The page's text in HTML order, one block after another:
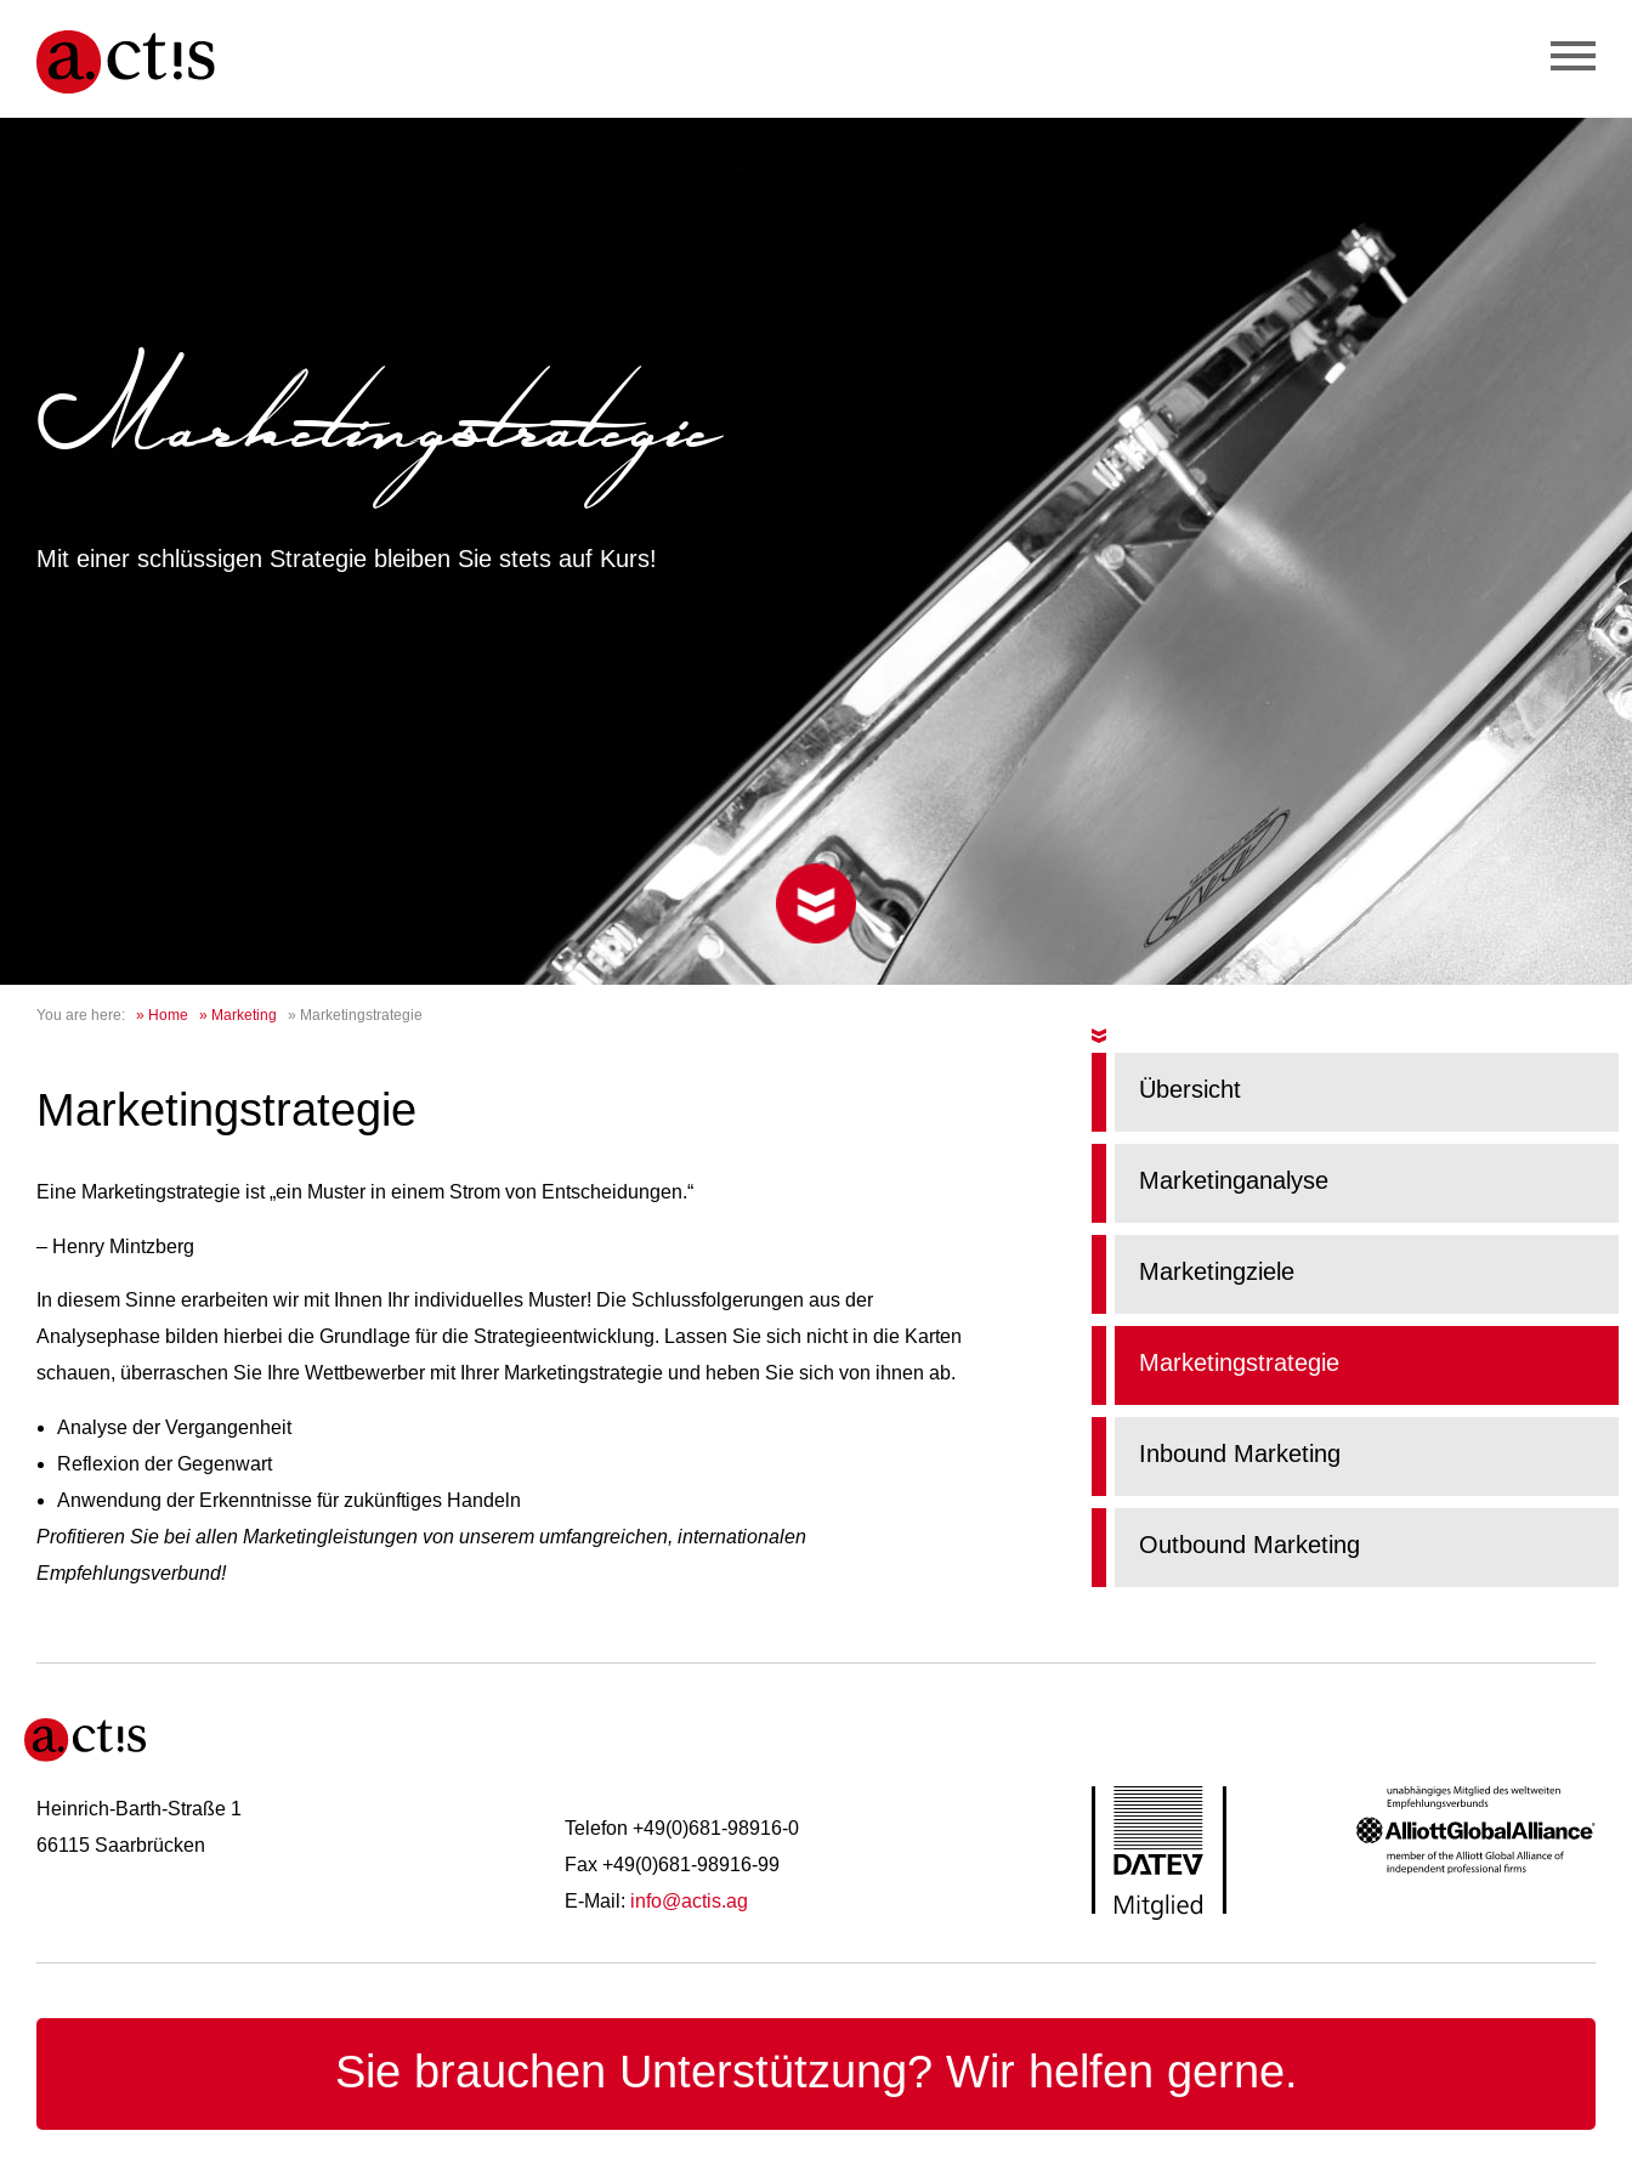
Marketingstrategie
Mit einer schlüssigen Strategie bleiben Sie stets auf Kurs!
You are here: » Home » Marketing » Marketingstrategie
Marketingstrategie
Eine Marketingstrategie ist „ein Muster in einem Strom von Entscheidungen.“
– Henry Mintzberg
In diesem Sinne erarbeiten wir mit Ihnen Ihr individuelles Muster! Die Schlussfolgerungen aus der
Analysephase bilden hierbei die Grundlage für die Strategieentwicklung. Lassen Sie sich nicht in die Karten
schauen, überraschen Sie Ihre Wettbewerber mit Ihrer Marketingstrategie und heben Sie sich von ihnen ab.
Analyse der Vergangenheit
Reflexion der Gegenwart
Anwendung der Erkenntnisse für zukünftiges Handeln
Profitieren Sie bei allen Marketingleistungen von unserem umfangreichen, internationalen
Empfehlungsverbund!
Übersicht
Marketinganalyse
Marketingziele
Marketingstrategie
Inbound Marketing
Outbound Marketing
Heinrich-Barth-Straße 1
66115 Saarbrücken
Telefon +49(0)681-98916-0
Fax +49(0)681-98916-99
E-Mail: info@actis.ag
Sie brauchen Unterstützung? Wir helfen gerne.